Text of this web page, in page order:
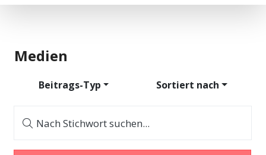
Medien
Beitrags-Typ Sortiert nach
Nach Stichwort suchen...